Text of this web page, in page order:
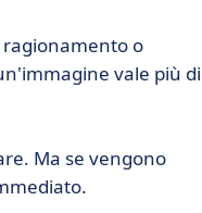
o
vale più di
Ma se vengono